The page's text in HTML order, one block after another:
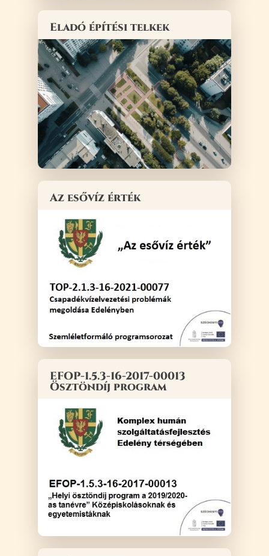
Eladó építési telkek
Az esővíz érték
EFOP-1.5.3-16-2017-00013
Ösztöndíj program